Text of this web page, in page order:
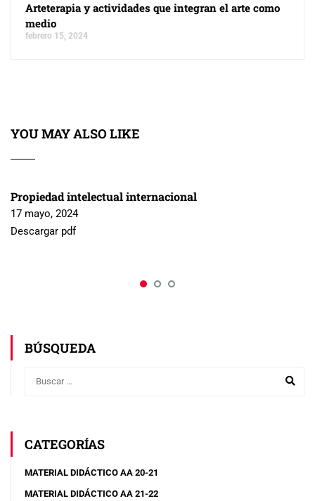
Arteterapia y actividades que integran el arte como
medio
febrero 15, 2024
YOU MAY ALSO LIKE
Propiedad intelectual internacional
17 mayo, 2024
Descargar pdf
BÚSQUEDA
CATEGORÍAS
MATERIAL DIDÁCTICO AA 20-21
MATERIAL DIDÁCTICO AA 21-22